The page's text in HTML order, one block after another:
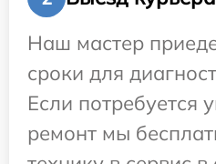
Наш мастер
сроки для
Если потребуется
ремонт мы